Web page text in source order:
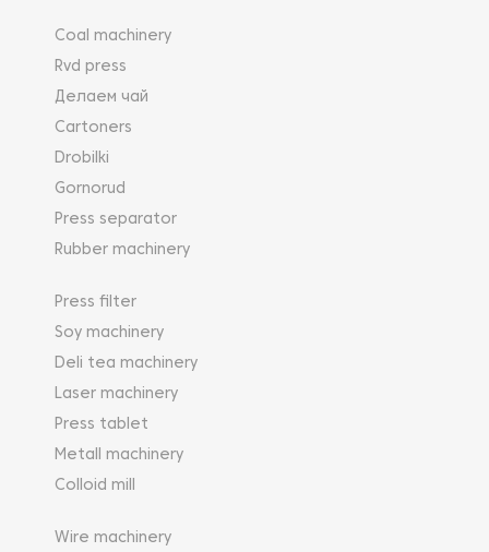
Coal machinery
Rvd press
Делаем чай
Cartoners
Drobilki
Gornorud
Press separator
Rubber machinery
Press filter
Soy machinery
Deli tea machinery
Laser machinery
Press tablet
Metall machinery
Colloid mill
Wire machinery